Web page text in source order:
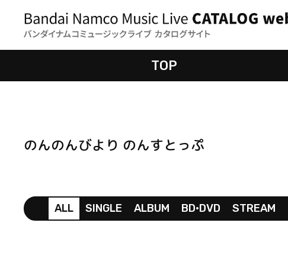
TOP
のんのんびより のんすとっぷ
ALL SINGLE ALBUM BD•DVD STREAM